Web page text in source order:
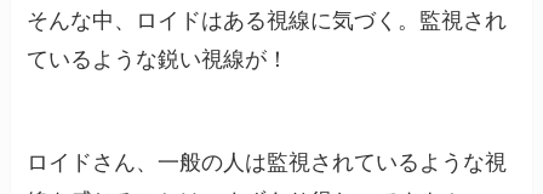
そんな中、ロイドはある視線に気づく。監視され
ているような鋭い視線が！
ロイドさん、一般の人は監視されているような視